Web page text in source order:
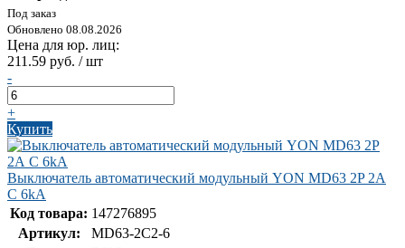
Под заказ
Обновлено 08.08.2026
Цена для юр. лиц:
211.59 руб. / шт
-
+
Купить
Выключатель автоматический модульный YON MD63 2P 2А
C 6kA
Код товара: 147276895
Артикул:
MD63-2C2-6